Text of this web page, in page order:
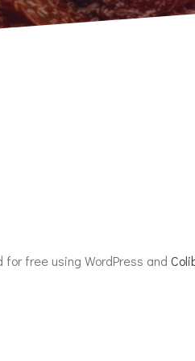
free using WordPress and